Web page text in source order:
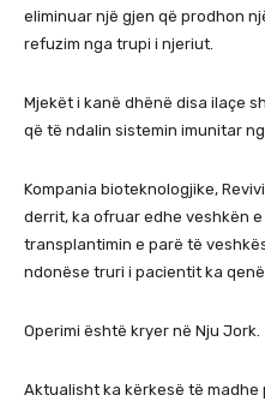
eliminuar një gjen që prodhon
refuzim nga trupi i njeriut.
Mjekët i kanë dhënë disa ilaçe
që të ndalin sistemin imunitar
Kompania bioteknologjike,
derrit, ka ofruar edhe veshkën
transplantimin e parë të
ndonëse truri i pacientit ka qenë
Operimi është kryer në Nju Jork.
Aktualisht ka kërkesë të